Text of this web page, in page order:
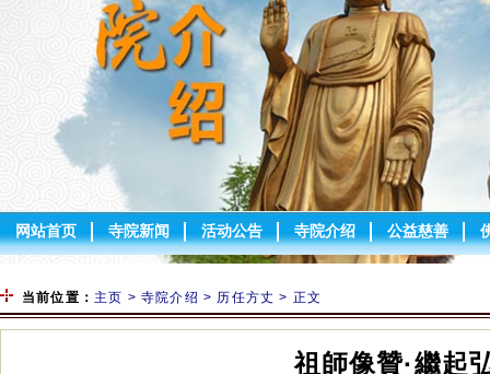
网站首页 寺院新闻 活动公告 寺院介绍 公益慈善
当前位置： 主页 >寺院介绍 > 历任方丈 > 正文
祖師像贊·繼起